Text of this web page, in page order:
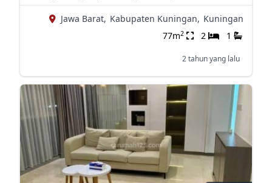
Jawa Barat, Kabupaten Kuningan, Kuningan
77m2 2 1
2 tahun yang lalu